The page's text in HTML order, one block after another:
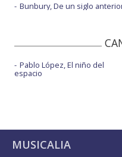
Bunbury, De un siglo
Pablo López, El niño del
espacio
MUSICALIA